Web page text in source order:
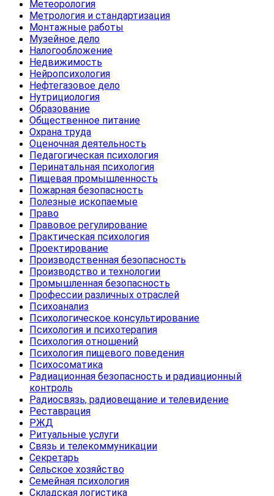
Метеорология
Метрология и стандартизация
Монтажные работы
Музейное дело
Налогообложение
Недвижимость
Нейропсихология
Нефтегазовое дело
Нутрициология
Образование
Общественное питание
Охрана труда
Оценочная деятельность
Педагогическая психология
Перинатальная психология
Пищевая промышленность
Пожарная безопасность
Полезные ископаемые
Право
Правовое регулирование
Практическая психология
Проектирование
Производственная безопасность
Производство и технологии
Промышленная безопасность
Профессии различных отраслей
Психоанализ
Психологическое консультирование
Психология и психотерапия
Психология отношений
Психология пищевого поведения
Психосоматика
Радиационная безопасность и радиационный
контроль
Радиосвязь, радиовещание и телевидение
Реставрация
РЖД
Ритуальные услуги
Связь и телекоммуникации
Секретарь
Сельское хозяйство
Семейная психология
Складская логистика